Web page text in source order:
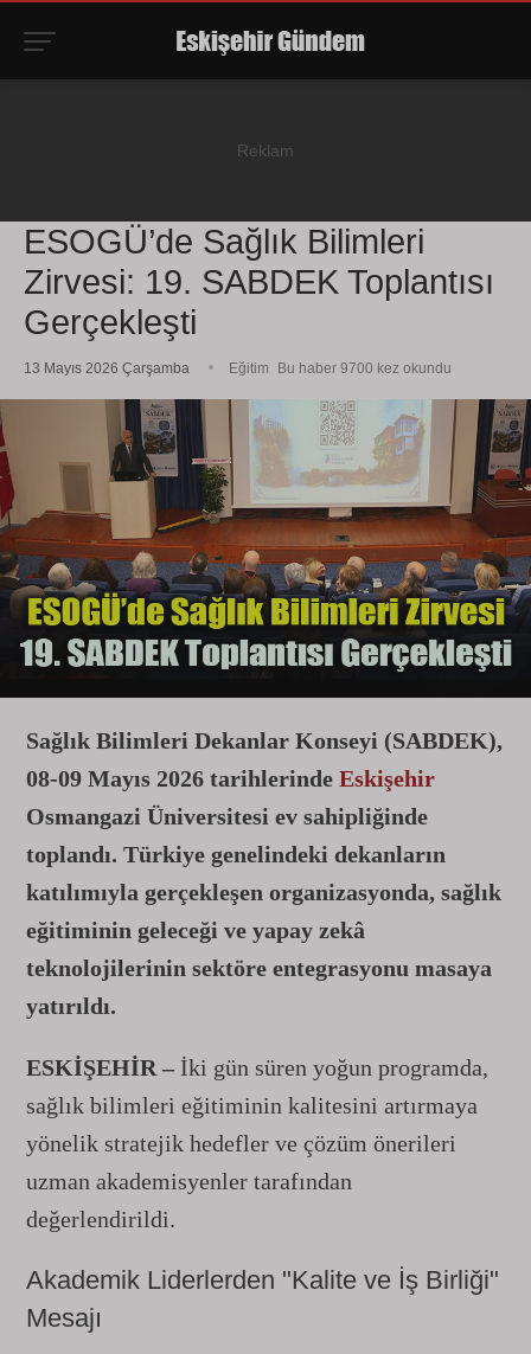
ESOGÜ’de Sağlık Bilimleri
Zirvesi: 19. SABDEK Toplantısı
Gerçekleşti
13 Mayıs 2026 Çarşamba Eğitim Bu haber 9700 kez okundu
Sağlık Bilimleri Dekanlar Konseyi (SABDEK),
08-09 Mayıs 2026 tarihlerinde Eskişehir
Osmangazi Üniversitesi ev sahipliğinde
toplandı. Türkiye genelindeki dekanların
katılımıyla gerçekleşen organizasyonda, sağlık
eğitiminin geleceği ve yapay zekâ
teknolojilerinin sektöre entegrasyonu masaya
yatırıldı.
ESKİŞEHİR – İki gün süren yoğun programda,
sağlık bilimleri eğitiminin kalitesini artırmaya
yönelik stratejik hedefler ve çözüm önerileri
uzman akademisyenler tarafından
değerlendirildi.
Akademik Liderlerden "Kalite ve İş Birliği"
Mesajı